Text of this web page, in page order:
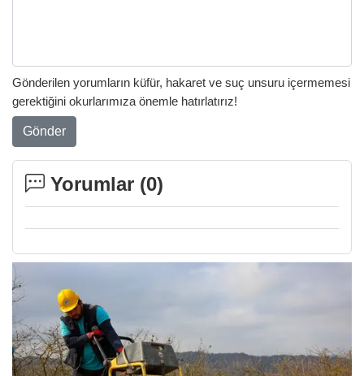
Gönderilen yorumların küfür, hakaret ve suç unsuru içermemesi
gerektiğini okurlarımıza önemle hatırlatırız!
Gönder
Yorumlar (0)